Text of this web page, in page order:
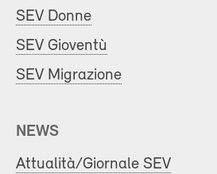
SEV Donne
SEV Gioventù
SEV Migrazione
NEWS
Attualità/Giornale SEV